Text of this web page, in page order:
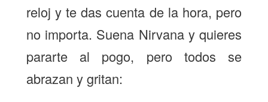
reloj y te das cuenta de la hora, pero
no importa. Suena Nirvana y quieres
pararte al pogo, pero todos se
abrazan y gritan: